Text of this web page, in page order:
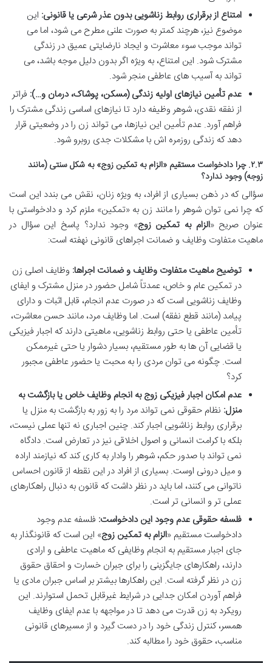
امتناع از برقراری روابط زناشویی بدون عذر شرعی یا قانونی: این
موضوع نیز، هرچند کمتر به صورت علنی مطرح می شود، اما می
تواند موجب سوء معاشرت و ایجاد نارضایتی عمیق در زندگی
مشترک شود. این امتناع، به ویژه اگر بدون دلیل موجه باشد، می
تواند به آسیب های عاطفی منجر شود.
عدم تأمین نیازهای اولیه زندگی (مسکن، پوشاک، درمان و…): فراتر
از نفقه نقدی، شوهر وظیفه دارد تا نیازهای اساسی زندگی مشترک را
فراهم آورد. عدم تأمین این نیازها، می تواند زن را در وضعیتی قرار
دهد که زندگی روزمره اش با مشکلات جدی روبرو شود.
۲.۳. چرا دادخواست مستقیم « الزام به تمکین زوج» به شکل سنتی (مانند
زوجه) وجود ندارد؟
سؤالی که در ذهن بسیاری از افراد، به ویژه زنان، نقش می بندد این است
که چرا نمی توان شوهر را مانند زن به «تمکین» ملزم کرد و دادخواستی با
عنوان صریح «الزام به تمکین زوج» وجود ندارد؟ پاسخ این سؤال در
ماهیت متفاوت وظایف و ضمانت اجراهای قانونی نهفته است:
توضیح ماهیت متفاوت وظایف و ضمانت اجراها: وظایف اصلی زن
در تمکین عام و خاص، عمدتاً شامل حضور در منزل مشترک و ایفای
وظایف زناشویی است که در صورت عدم انجام، قابل اثبات و دارای
پیامد (مانند قطع نفقه) است. اما وظایف مرد، مانند حسن معاشرت،
تأمین عاطفی یا حتی روابط زناشویی، ماهیتی دارند که اجبار فیزیکی
یا قضایی آن ها به طور مستقیم، بسیار دشوار یا حتی غیرممکن
است. چگونه می توان مردی را به محبت یا حضور عاطفی مجبور
کرد؟
عدم امکان اجبار فیزیکی زوج به انجام وظایف خاص یا بازگشت به
منزل: نظام حقوقی نمی تواند مرد را به زور به بازگشت به منزل یا
برقراری روابط زناشویی اجبار کند. چنین اجباری نه تنها عملی نیست،
بلکه با کرامت انسانی و اصول اخلاقی نیز در تعارض است. دادگاه
نمی تواند با صدور حکم، شوهر را وادار به کاری کند که نیازمند اراده
و میل درونی اوست. بسیاری از افراد در این نقطه از قانون احساس
ناتوانی می کنند، اما باید در نظر داشت که قانون به دنبال راهکارهای
عملی تر و انسانی تر است.
فلسفه حقوقی عدم وجود این دادخواست: فلسفه عدم وجود
دادخواست مستقیم «الزام به تمکین زوج» این است که قانونگذار به
جای اجبار مستقیم به انجام وظایفی که ماهیت عاطفی و ارادی
دارند، راهکارهای جایگزینی را برای جبران خسارت و احقاق حقوق
زن در نظر گرفته است. این راهکارها بیشتر بر اساس جبران مادی یا
فراهم آوردن امکان جدایی در شرایط غیرقابل تحمل استوارند. این
رویکرد به زن قدرت می دهد تا در مواجهه با عدم ایفای وظایف
همسر، کنترل زندگی خود را در دست گیرد و از مسیرهای قانونی
مناسب، حقوق خود را مطالبه کند.